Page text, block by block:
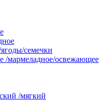
семечки
/мармеладное/освежающее
/мягкий